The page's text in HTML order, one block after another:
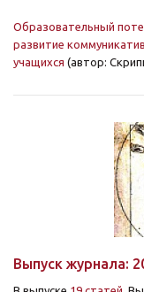
Образовательный
развитие
учащихся (автор:
Выпуск журнала: